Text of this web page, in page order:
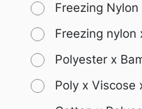
Freezing Nylon
Freezing nylon
Polyester x
Poly x Viscose